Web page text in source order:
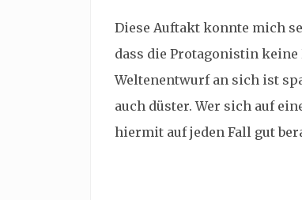
Diese Auftakt konnte mich
dass die Protagonistin
Weltenentwurf an sich ist
auch düster. Wer sich auf
hiermit auf jeden Fall gut